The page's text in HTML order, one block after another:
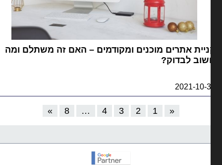
אתרים מוכנים ומקודמים – האם זה משתלם ומה
לבדוק?
2021-10-